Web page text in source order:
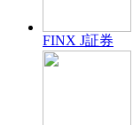
FINX J証券